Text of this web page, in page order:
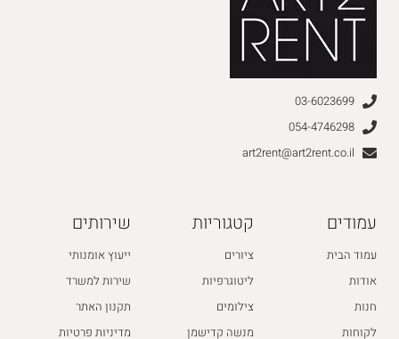
03-6023699
054-4746298
art2rent@art2rent.co.il
עמודים
עמוד הבית
אודות
חנות
לקוחות
קטגוריות
ציורים
ליטוגרפיות
צילומים
מנשה קדישמן
שירותים
ייעוץ אומנותי
שירות למשרד
תקנון האתר
מדיניות פרטיות